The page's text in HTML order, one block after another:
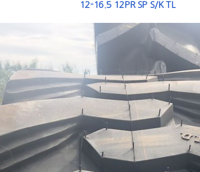
12-16.5 12PR SP S/K TL